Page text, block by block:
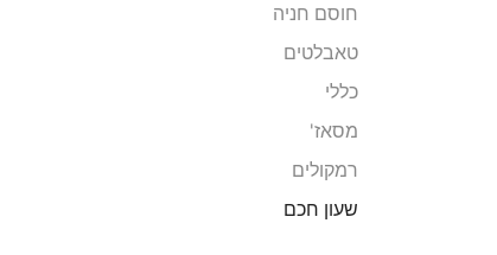
חוסם חניה
טאבלטים
כללי
מסאז'
רמקולים
שעון חכם